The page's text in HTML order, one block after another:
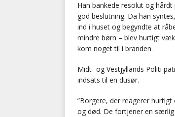
Han bankede resolut og
god beslutning. Da han
ind i huset og begyndte at
mindre børn – blev hurtigt
kom noget til i branden.
Midt- og Vestjyllands Politi
indsats til en dusør.
”Borgere, der reagerer
og død. De fortjener en